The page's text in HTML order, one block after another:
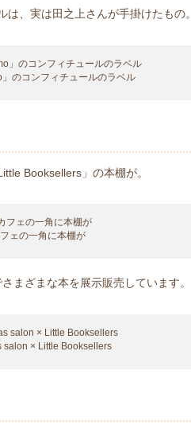
は、実は田之上さんが手掛けたもの。
」のコンフィチュールのラベル
Booksellers」の本棚が。
ェの一角に本棚が
まざまな本を展示販売しています。
salon × Little Booksellers